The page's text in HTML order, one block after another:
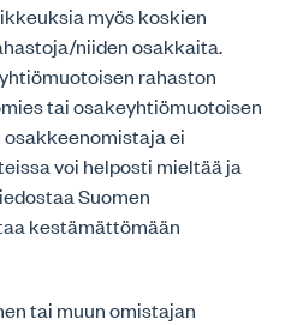
myös koskien
niiden osakkaita.
rahaston
tai osakeyhtiömuotoisen
ei
voi helposti mieltää ja
Suomen
kestämättömään
tai muun omistajan